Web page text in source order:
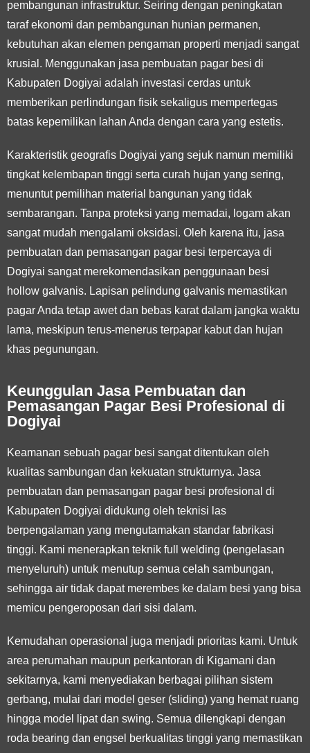
pembangunan infrastruktur. Seiring dengan peningkatan
taraf ekonomi dan pembangunan hunian permanen,
kebutuhan akan elemen pengaman properti menjadi sangat
krusial. Menggunakan jasa pembuatan pagar besi di
Kabupaten Dogiyai adalah investasi cerdas untuk
memberikan perlindungan fisik sekaligus mempertegas
batas kepemilikan lahan Anda dengan cara yang estetis.
Karakteristik geografis Dogiyai yang sejuk namun memiliki
tingkat kelembapan tinggi serta curah hujan yang sering,
menuntut pemilihan material bangunan yang tidak
sembarangan. Tanpa proteksi yang memadai, logam akan
sangat mudah mengalami oksidasi. Oleh karena itu, jasa
pembuatan dan pemasangan pagar besi terpercaya di
Dogiyai sangat merekomendasikan penggunaan besi
hollow galvanis. Lapisan pelindung galvanis memastikan
pagar Anda tetap awet dan bebas karat dalam jangka waktu
lama, meskipun terus-menerus terpapar kabut dan hujan
khas pegunungan.
Keunggulan Jasa Pembuatan dan
Pemasangan Pagar Besi Profesional di
Dogiyai
Keamanan sebuah pagar besi sangat ditentukan oleh
kualitas sambungan dan kekuatan strukturnya. Jasa
pembuatan dan pemasangan pagar besi profesional di
Kabupaten Dogiyai didukung oleh teknisi las
berpengalaman yang mengutamakan standar fabrikasi
tinggi. Kami menerapkan teknik full welding (pengelasan
menyeluruh) untuk menutup semua celah sambungan,
sehingga air tidak dapat merembes ke dalam besi yang bisa
memicu pengeroposan dari sisi dalam.
Kemudahan operasional juga menjadi prioritas kami. Untuk
area perumahan maupun perkantoran di Kigamani dan
sekitarnya, kami menyediakan berbagai pilihan sistem
gerbang, mulai dari model geser (sliding) yang hemat ruang
hingga model lipat dan swing. Semua dilengkapi dengan
roda bearing dan engsel berkualitas tinggi yang memastikan